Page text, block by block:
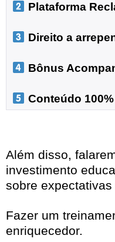
Plataforma
Direito a
Bônus
Conteúdo
Além disso,
investimento
sobre expectativas
Fazer um
enriquecedor.